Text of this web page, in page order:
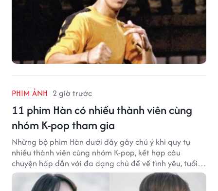
PHIM ẢNH 2 giờ trước
11 phim Hàn có nhiều thành viên cùng
nhóm K-pop tham gia
Những bộ phim Hàn dưới đây gây chú ý khi quy tụ
nhiều thành viên cùng nhóm K-pop, kết hợp câu
chuyện hấp dẫn với đa dạng chủ đề về tình yêu, tuổi
trẻ và ước mơ.